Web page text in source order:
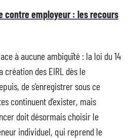
contre employeur : les recours
à aucune ambiguïté : la loi du 14
des EIRL dès le
de s’enregistrer sous ce
continuent d’exister, mais
doit désormais choisir le
individuel, qui reprend le